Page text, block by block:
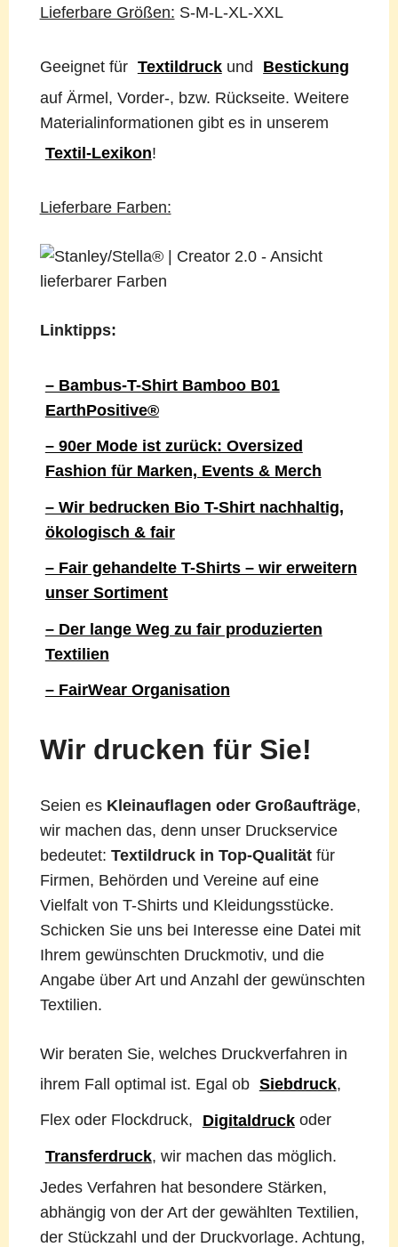
Lieferbare Größen: S-M-L-XL-XXL
Geeignet für Textildruckund
Bestickung
auf Ärmel, Vorder-, bzw. Rückseite. Weitere
Materialinformationen gibt es in unserem
Textil-Lexikon!
Lieferbare Farben:
Linktipps:
– Bambus-T-Shirt Bamboo B01
EarthPositive®
– 90er Mode ist zurück: Oversized
Fashion für Marken, Events & Merch
– Wir bedrucken Bio T-Shirt nachhaltig,
ökologisch & fair
– Fair gehandelte T-Shirts – wir erweitern
unser Sortiment
– Der lange Weg zu fair produzierten
Textilien
– FairWear Organisation
Wir drucken für Sie!
Seien es Kleinauflagen oder Großaufträge,
wir machen das, denn unser Druckservice
bedeutet: Textildruck in Top-Qualitätfür
Firmen, Behörden und Vereine auf eine
Vielfalt von T-Shirts und Kleidungsstücke.
Schicken Sie uns bei Interesse eine Datei mit
Ihrem gewünschten Druckmotiv, und die
Angabe über Art und Anzahl der gewünschten
Textilien.
Wir beraten Sie, welches Druckverfahren in
ihrem Fall optimal ist. Egal ob Siebdruck,
Flex oder Flockdruck, Digitaldruckoder
Transferdruck, wir machen das möglich.
Jedes Verfahren hat besondere Stärken,
abhängig von der Art der gewählten Textilien,
der Stückzahl und der Druckvorlage. Achtung,